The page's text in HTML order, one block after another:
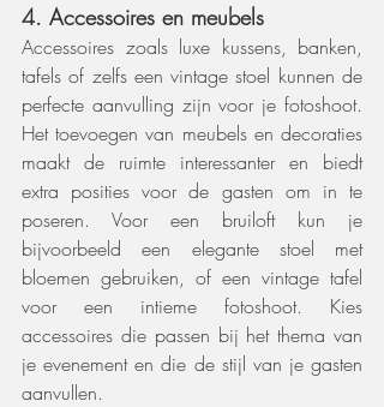
4. Accessoires en meubels
Accessoires zoals luxe kussens, banken,
tafels of zelfs een vintage stoel kunnen de
perfecte aanvulling zijn voor je fotoshoot.
Het toevoegen van meubels en decoraties
maakt de ruimte interessanter en biedt
extra posities voor de gasten om in te
poseren. Voor een bruiloft kun je
bijvoorbeeld een elegante stoel met
bloemen gebruiken, of een vintage tafel
voor een intieme fotoshoot. Kies
accessoires die passen bij het thema van
je evenement en die de stijl van je gasten
aanvullen.